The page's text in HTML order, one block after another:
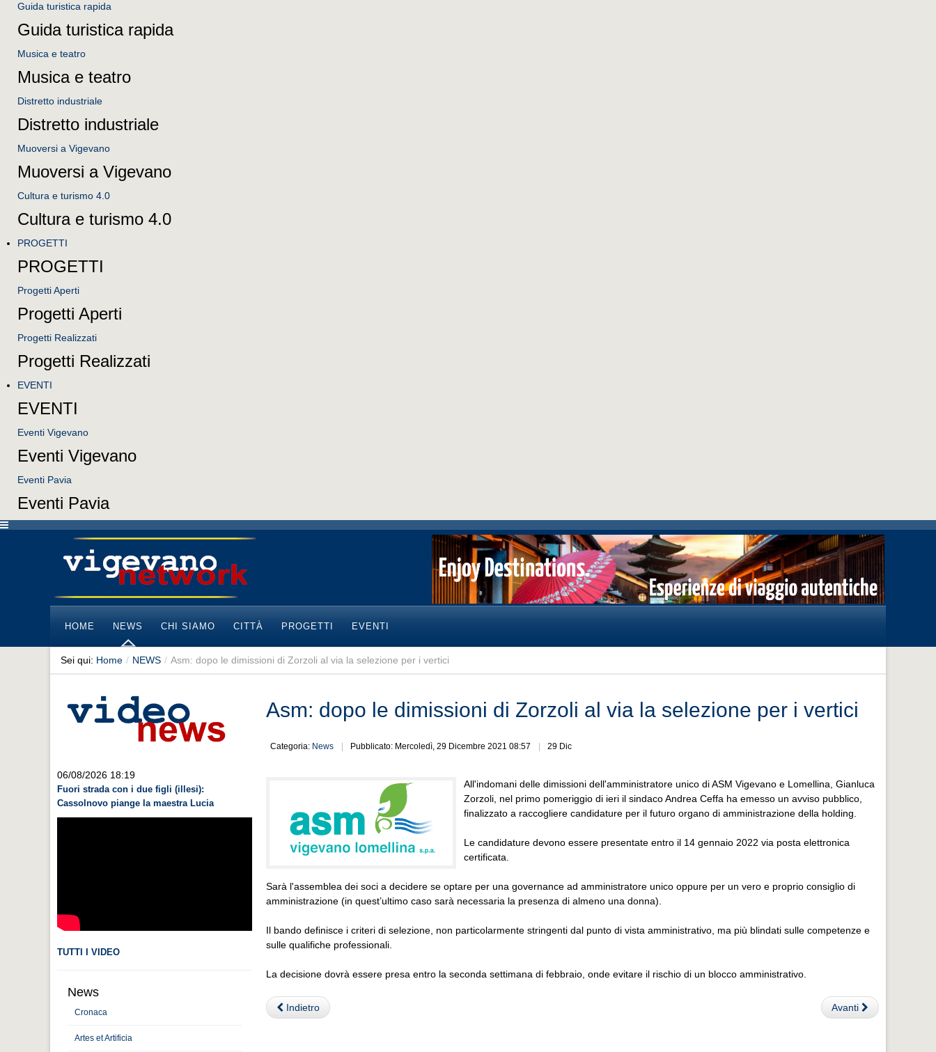
Guida turistica rapida
Guida turistica rapida
Musica e teatro
Musica e teatro
Distretto industriale
Distretto industriale
Muoversi a Vigevano
Muoversi a Vigevano
Cultura e turismo 4.0
Cultura e turismo 4.0
PROGETTI
PROGETTI
Progetti Aperti
Progetti Aperti
Progetti Realizzati
Progetti Realizzati
EVENTI
EVENTI
Eventi Vigevano
Eventi Vigevano
Eventi Pavia
Eventi Pavia
HOME NEWS CHI SIAMO CITTÀ PROGETTI EVENTI
Sei qui: Home / NEWS / Asm: dopo le dimissioni di Zorzoli al via la selezione per i vertici
06/08/2026 18:19
Fuori strada con i due figli (illesi):
Cassolnovo piange la maestra Lucia
TUTTI I VIDEO
News
Cronaca
Artes et Artificia
Asm: dopo le dimissioni di Zorzoli al via la selezione per i vertici
Categoria: News Pubblicato: Mercoledì, 29 Dicembre 2021 08:57 29 Dic
All'indomani delle dimissioni dell'amministratore unico di ASM Vigevano e Lomellina, Gianluca
Zorzoli, nel primo pomeriggio di ieri il sindaco Andrea Ceffa ha emesso un avviso pubblico,
finalizzato a raccogliere candidature per il futuro organo di amministrazione della holding.
Le candidature devono essere presentate entro il 14 gennaio 2022 via posta elettronica
certificata.
Sarà l'assemblea dei soci a decidere se optare per una governance ad amministratore unico oppure per un vero e proprio consiglio di
amministrazione (in quest’ultimo caso sarà necessaria la presenza di almeno una donna).
Il bando definisce i criteri di selezione, non particolarmente stringenti dal punto di vista amministrativo, ma più blindati sulle competenze e
sulle qualifiche professionali.
La decisione dovrà essere presa entro la seconda settimana di febbraio, onde evitare il rischio di un blocco amministrativo.
Indietro Avanti